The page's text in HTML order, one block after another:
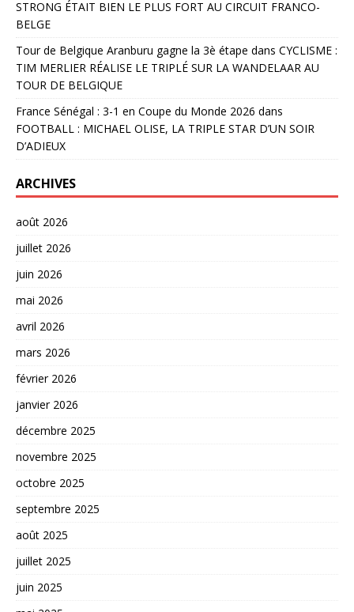
STRONG ÉTAIT BIEN LE PLUS FORT AU CIRCUIT FRANCO-
BELGE
Tour de Belgique Aranburu gagne la 3è étape dans CYCLISME :
TIM MERLIER RÉALISE LE TRIPLÉ SUR LA WANDELAAR AU
TOUR DE BELGIQUE
France Sénégal : 3-1 en Coupe du Monde 2026 dans
FOOTBALL : MICHAEL OLISE, LA TRIPLE STAR D’UN SOIR
D’ADIEUX
ARCHIVES
août 2026
juillet 2026
juin 2026
mai 2026
avril 2026
mars 2026
février 2026
janvier 2026
décembre 2025
novembre 2025
octobre 2025
septembre 2025
août 2025
juillet 2025
juin 2025